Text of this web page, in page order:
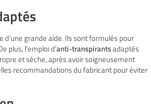
grande aide. Ils sont formulés pour
plus, l’emploi d’anti-transpirantsadaptés
et sèche, après avoir soigneusement
recommandations du fabricant pour éviter